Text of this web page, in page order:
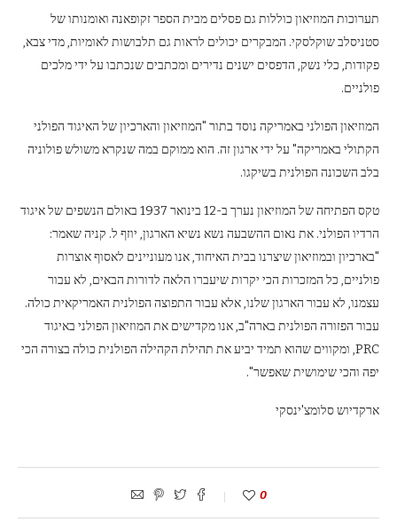
תערוכות המוזיאון כוללות גם פסלים מבית הספר זקופאנה ואומנותו של
סטניסלב שוקלסקי. המבקרים יכולים לראות גם תלבושות לאומיות, מדי צבא,
פקודות, כלי נשק, הדפסים ישנים נדירים ומכתבים שנכתבו על ידי מלכים
פולניים.
המוזיאון הפולני באמריקה נוסד בתור "המוזיאון והארכיון של האיגוד הפולני
הקתולי באמריקה" על ידי ארגון זה. הוא ממוקם במה שנקרא משולש פולוניה
בלב השכונה הפולנית בשיקגו.
טקס הפתיחה של המוזיאון נערך ב-12 בינואר 1937 באולם הנשפים של איגוד
הרדיו הפולני. את נאום ההשבעה נשא נשיא הארגון, יוזף ל. קניה שאמר:
"בארכיון ובמוזיאון שיצרנו בבית האיחוד, אנו מעוניינים לאסוף אוצרות
פולניים, כל המזכרות הכי יקרות שיעברו הלאה לדורות הבאים, לא עבור
עצמנו, לא עבור הארגון שלנו, אלא עבור התפוצה הפולנית האמריקאית כולה.
עבור הפזורה הפולנית בארה"ב, אנו מקדישים את המוזיאון הפולני באיגוד
PRC, ומקווים שהוא תמיד יביע את תהילת הקהילה הפולנית כולה בצורה הכי
יפה והכי שימושית שאפשר".
ארקדיוש סלומצ'ינסקי
0